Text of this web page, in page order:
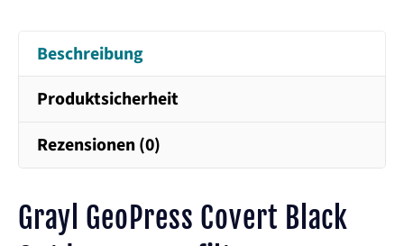
Beschreibung
Produktsicherheit
Rezensionen (0)
Grayl GeoPress Covert Black